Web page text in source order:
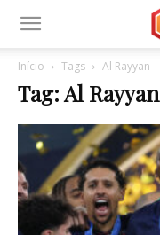
Início Tags Al Rayyan
Tag: Al Rayyan